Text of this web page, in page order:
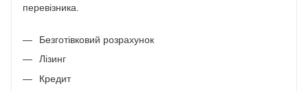
перевізника.
Безготівковий розрахунок
Лізинг
Кредит